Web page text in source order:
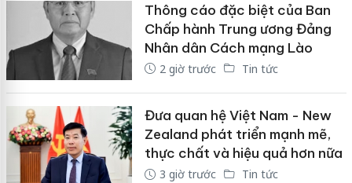
Thông cáo đặc biệt của Ban
Chấp hành Trung ương Đảng
Nhân dân Cách mạng Lào
2 giờ trước Tin tức
Đưa quan hệ Việt Nam - New
Zealand phát triển mạnh mẽ,
thực chất và hiệu quả hơn nữa
3 giờ trước Tin tức